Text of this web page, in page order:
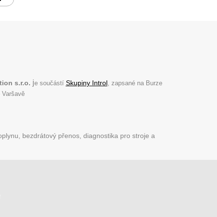
s.r.o. je součástí Skupiny Introl, zapsané na Burze
bezdrátový přenos, diagnostika pro stroje a